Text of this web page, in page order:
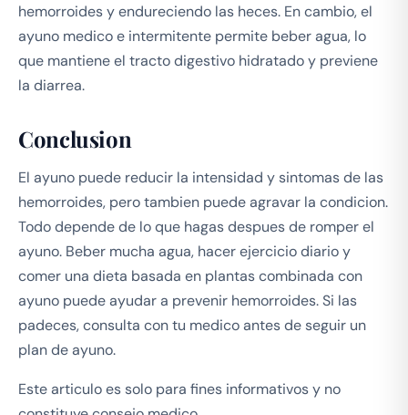
hemorroides y endureciendo las heces. En cambio, el
ayuno medico e intermitente permite beber agua, lo
que mantiene el tracto digestivo hidratado y previene
la diarrea.
Conclusion
El ayuno puede reducir la intensidad y sintomas de las
hemorroides, pero tambien puede agravar la condicion.
Todo depende de lo que hagas despues de romper el
ayuno. Beber mucha agua, hacer ejercicio diario y
comer una dieta basada en plantas combinada con
ayuno puede ayudar a prevenir hemorroides. Si las
padeces, consulta con tu medico antes de seguir un
plan de ayuno.
Este articulo es solo para fines informativos y no